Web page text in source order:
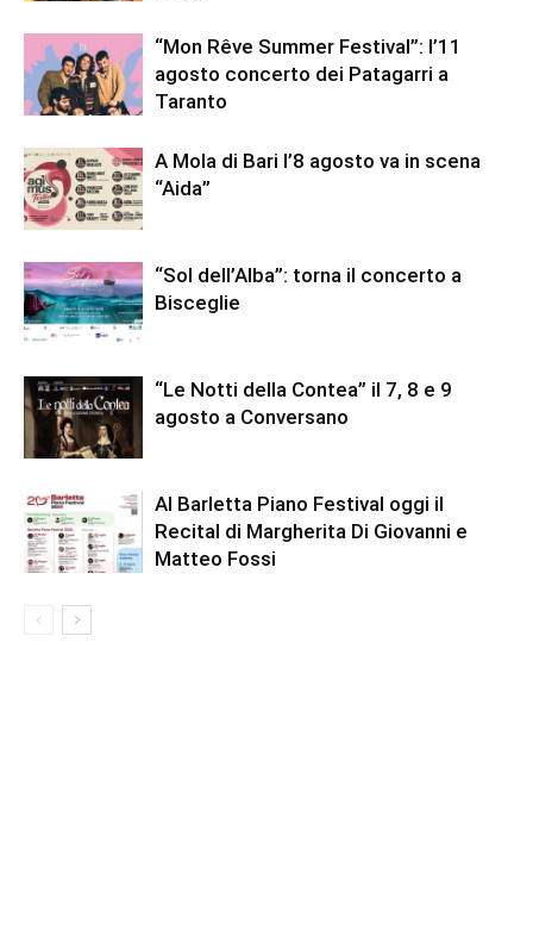
“Mon Rêve Summer Festival”: l’11
agosto concerto dei Patagarri a
Taranto
A Mola di Bari l’8 agosto va in scena
“Aida”
“Sol dell’Alba”: torna il concerto a
Bisceglie
“Le Notti della Contea” il 7, 8 e 9
agosto a Conversano
Al Barletta Piano Festival oggi il
Recital di Margherita Di Giovanni e
Matteo Fossi